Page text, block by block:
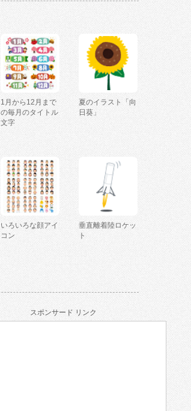
1月から12月まで
の毎月のタイトル
文字
夏のイラスト「向
日葵」
いろいろな顔アイ
コン
垂直離着陸ロケッ
ト
スポンサード リンク